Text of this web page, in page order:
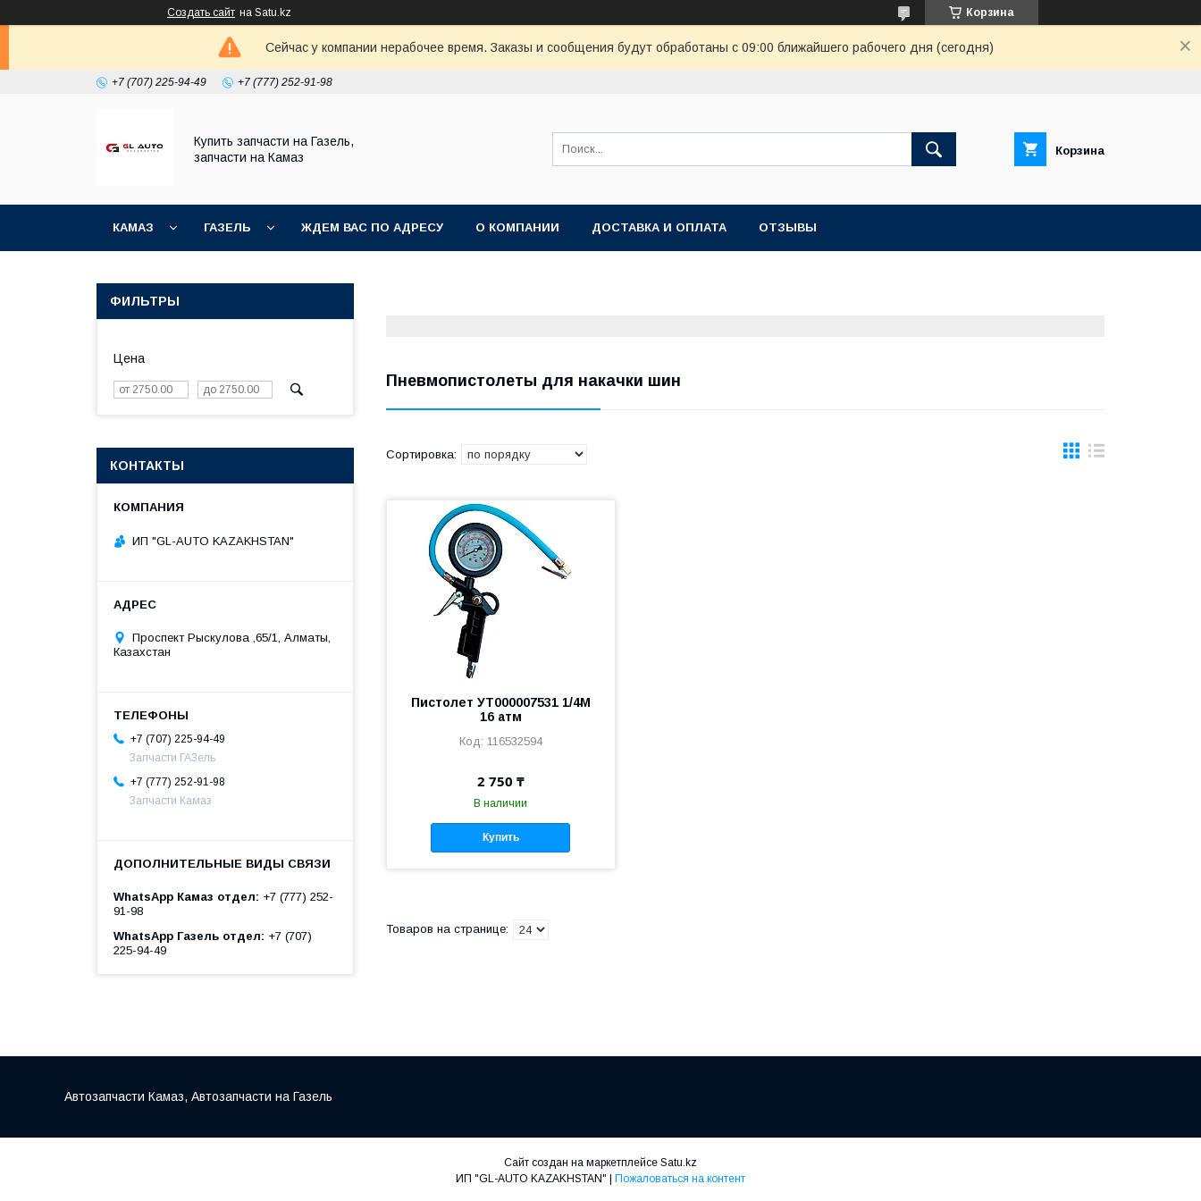
Создать сайт на Satu.kz Корзина
Сейчас у компании нерабочее время. Заказы и сообщения будут обработаны с 09:00 ближайшего рабочего дня (сегодня)
+7 (707) 225-94-49 +7 (777) 252-91-98
Купить запчасти на Газель,
запчасти на Камаз
Корзина
КАМАЗ ГАЗЕЛЬ ЖДЕМ ВАС ПО АДРЕСУ О КОМПАНИИ ДОСТАВКА И ОПЛАТА ОТЗЫВЫ
Пневмопистолеты для накачки шин
Пистолет УТ000007531 1/4M
16 атм
116532594
2 750 ₸
В наличии
Купить
ФИЛЬТРЫ
Цена
КОНТАКТЫ
ИП "GL-AUTO KAZAKHSTAN"
Проспект Рыскулова ,65/1, Алматы,
Казахстан
+7 (707) 225-94-49
Запчасти ГАЗель
+7 (777) 252-91-98
Запчасти Камаз
WhatsApp Камаз отдел
+7 (777) 252-
91-98
WhatsApp Газель отдел
+7 (707)
225-94-49
Автозапчасти Камаз, Автозапчасти на Газель
Сайт создан на маркетплейсе Satu.kz
ИП "GL-AUTO KAZAKHSTAN" | Пожаловаться на контент